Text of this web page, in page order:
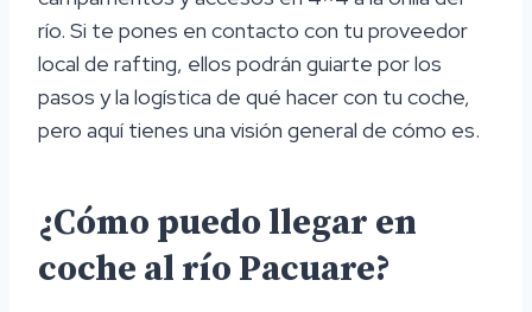
río. Si te pones en contacto con tu proveedor
local de rafting, ellos podrán guiarte por los
pasos y la logística de qué hacer con tu coche,
pero aquí tienes una visión general de cómo es.
¿Cómo puedo llegar en
coche al río Pacuare?